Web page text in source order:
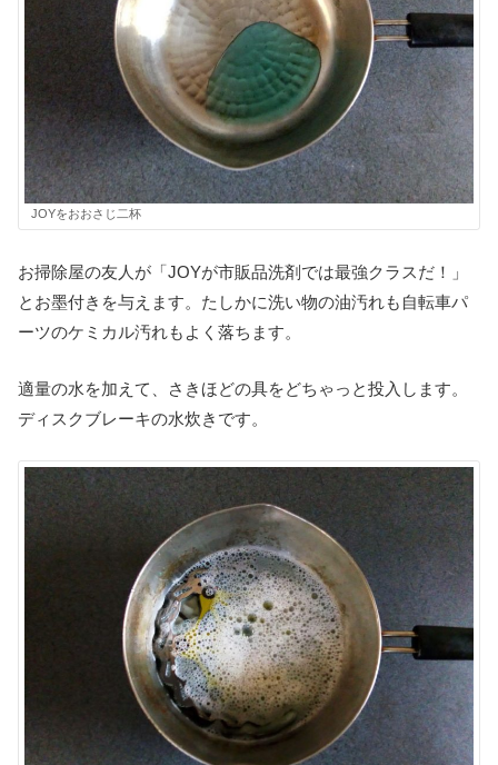
JOYをおおさじ二杯
お掃除屋の友人が「JOYが市販品洗剤では最強クラスだ！」
とお墨付きを与えます。たしかに洗い物の油汚れも自転車パ
ーツのケミカル汚れもよく落ちます。
適量の水を加えて、さきほどの具をどちゃっと投入します。
ディスクブレーキの水炊きです。